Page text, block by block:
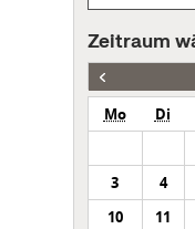
Zeitraum
Mo Di
3
4
10
11